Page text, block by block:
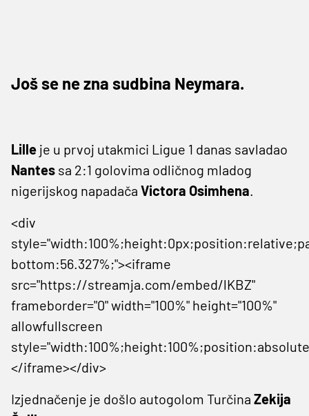
Još se ne zna sudbina Neymara.
Lille je u prvoj utakmici Ligue 1 danas savladao
Nantes sa 2:1 golovima odličnog mladog
nigerijskog napadača Victora Osimhena.
<div
bottom:56.327%;"><iframe
src="https://streamja.com/embed/lKBZ"
frameborder="0" width="100%" height="100%"
allowfullscreen
</iframe></div>
Izjednačenje je došlo autogolom Turčina Zekija